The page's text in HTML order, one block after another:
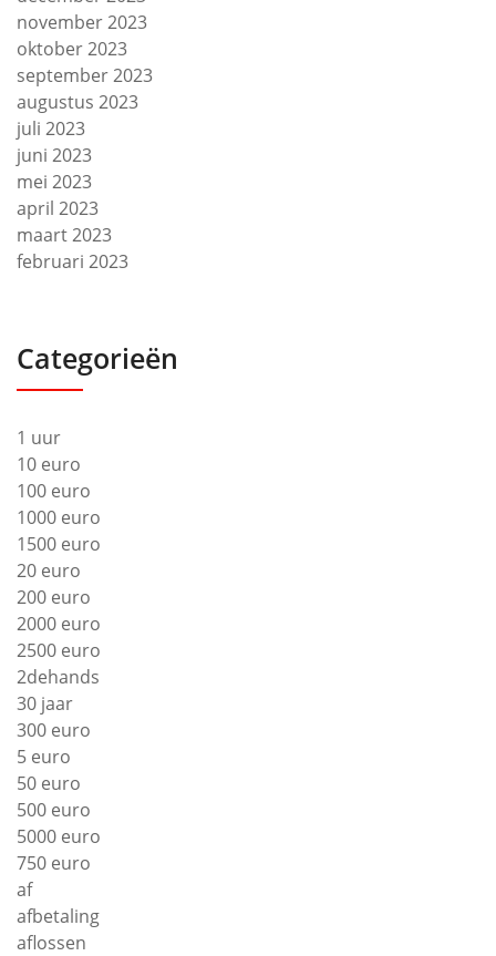
november 2023
oktober 2023
september 2023
augustus 2023
juli 2023
juni 2023
mei 2023
april 2023
maart 2023
februari 2023
Categorieën
1 uur
10 euro
100 euro
1000 euro
1500 euro
20 euro
200 euro
2000 euro
2500 euro
2dehands
30 jaar
300 euro
5 euro
50 euro
500 euro
5000 euro
750 euro
af
afbetaling
aflossen